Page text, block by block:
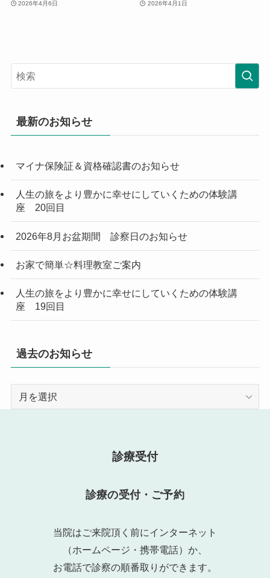
2026年4月6日 2026年4月1日
最新のお知らせ
マイナ保険証＆資格確認書のお知らせ
人生の旅をより豊かに幸せにしていくための体験講
座 20回目
2026年8月お盆期間 診察日のお知らせ
お家で簡単☆料理教室ご案内
人生の旅をより豊かに幸せにしていくための体験講
座 19回目
過去のお知らせ
診療受付
診療の受付・ご予約
当院はご来院頂く前にインターネット
（ホームページ・携帯電話）か、
お電話で診察の順番取りができます。